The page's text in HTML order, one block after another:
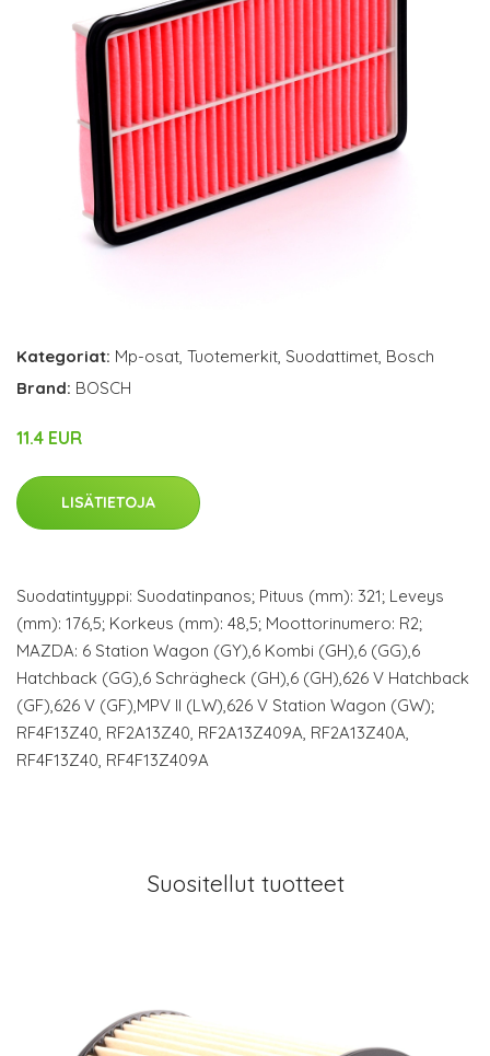
Kategoriat: Mp-osat, Tuotemerkit, Suodattimet, Bosch
Brand: BOSCH
11.4 EUR
LISÄTIETOJA
Suodatintyyppi: Suodatinpanos; Pituus (mm): 321; Leveys
(mm): 176,5; Korkeus (mm): 48,5; Moottorinumero: R2;
MAZDA: 6 Station Wagon (GY),6 Kombi (GH),6 (GG),6
Hatchback (GG),6 Schrägheck (GH),6 (GH),626 V Hatchback
(GF),626 V (GF),MPV II (LW),626 V Station Wagon (GW);
RF4F13Z40, RF2A13Z40, RF2A13Z409A, RF2A13Z40A,
RF4F13Z40, RF4F13Z409A
Suositellut tuotteet